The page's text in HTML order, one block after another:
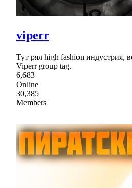
viperr
Тут рял high fashion индустрия,
Viperr group tag.
6,683
Online
30,385
Members